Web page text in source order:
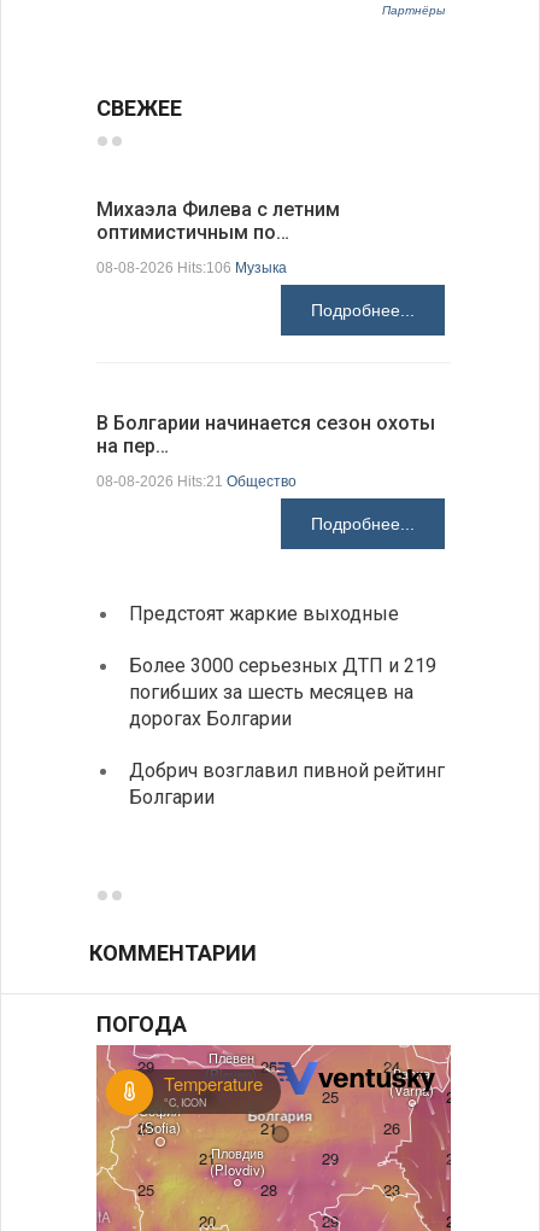
Партнёры
СВЕЖЕЕ
Михаэла Филева с летним
оптимистичным по…
08-08-2026 Hits:106 Музыка
Подробнее...
В Болгарии начинается сезон охоты
на пер…
08-08-2026 Hits:21 Общество
Подробнее...
Предстоят жаркие выходные
Более 3000 серьезных ДТП и 219
погибших за шесть месяцев на
дорогах Болгарии
Добрич возглавил пивной рейтинг
Болгарии
КОММЕНТАРИИ
ПОГОДА